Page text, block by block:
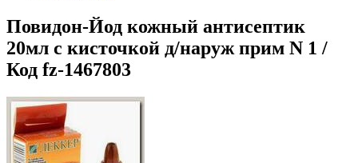
Повидон-Йод кожный антисептик
20мл с кисточкой д/наруж прим N 1 /
Код fz-1467803